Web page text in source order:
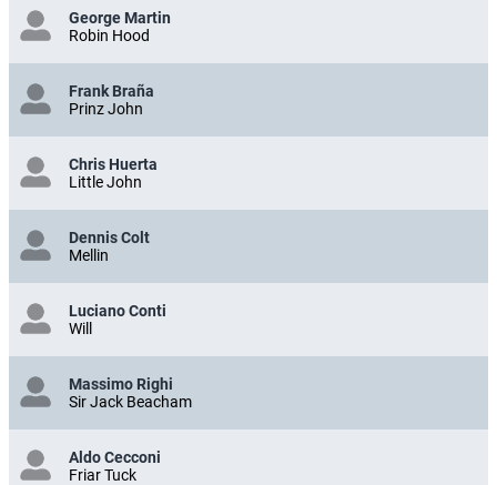
George Martin
Robin Hood
Frank Braña
Prinz John
Chris Huerta
Little John
Dennis Colt
Mellin
Luciano Conti
Will
Massimo Righi
Sir Jack Beacham
Aldo Cecconi
Friar Tuck